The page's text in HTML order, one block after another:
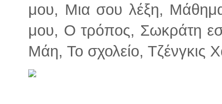
μου, Μια σου λέξη,
μου, Ο τρόπος, Σωκράτη
Μάη, Το σχολείο, Τζένγκις